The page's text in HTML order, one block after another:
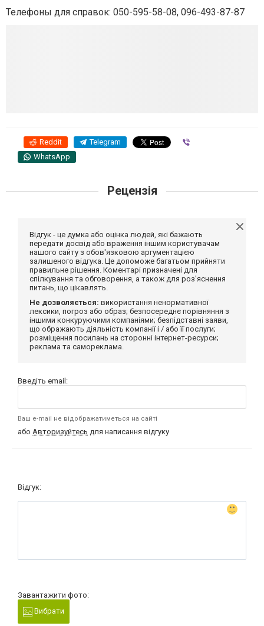
Телефоны для справок: 050-595-58-08, 096-493-87-87
Reddit Telegram
WhatsApp
Рецензія
Відгук - це думка або оцінка людей, які бажають
передати досвід або враження іншим користувачам
нашого сайту з обов'язковою аргументацією
залишеного відгука. Це допоможе багатьом прийняти
правильне рішення. Коментарі призначені для
спілкування та обговорення, а також для роз'яснення
питань, що цікавлять.
Не дозволяється: використання ненормативної
лексики, погроз або образ; безпосереднє порівняння з
іншими конкуруючими компаніями; безпідставні заяви,
що ображають діяльність компанії і / або її послуги;
розміщення посилань на сторонні інтернет-ресурси;
реклама та самореклама.
Введіть email:
Ваш e-mail не відображатиметься на сайті
або Авторизуйтесь для написання відгуку
Відгук:
Завантажити фото:
Вибрати